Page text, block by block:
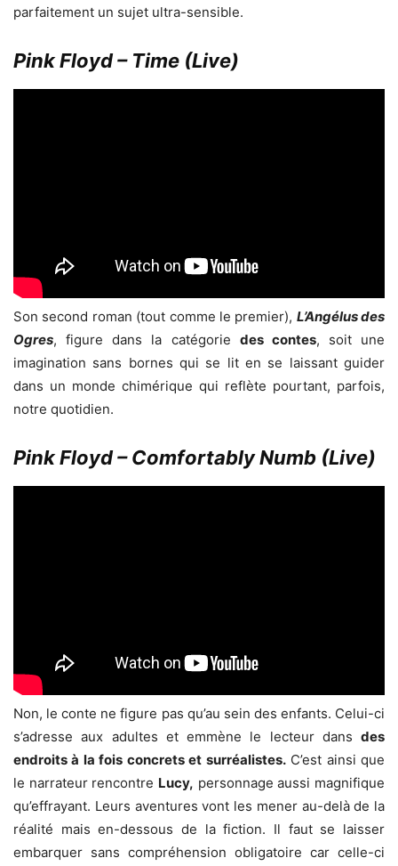
parfaitement un sujet ultra-sensible.
Pink Floyd – Time (Live)
Son second roman (tout comme le premier), L’Angélus des
Ogres, figure dans la catégorie des contes, soit une
imagination sans bornes qui se lit en se laissant guider
dans un monde chimérique qui reflète pourtant, parfois,
notre quotidien.
Pink Floyd – Comfortably Numb (Live)
Non, le conte ne figure pas qu’au sein des enfants. Celui-ci
s’adresse aux adultes et emmène le lecteur dans des
endroits à la fois concrets et surréalistes.C’est ainsi que
le narrateur rencontre Lucy, personnage aussi magnifique
qu’effrayant. Leurs aventures vont les mener au-delà de la
réalité mais en-dessous de la fiction. Il faut se laisser
embarquer sans compréhension obligatoire car celle-ci